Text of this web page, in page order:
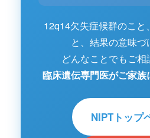
12q14欠失症候群のこと
と、結果の意味づ
どんなことでもご相
臨床遺伝専門医がご家族
NIPTトップ